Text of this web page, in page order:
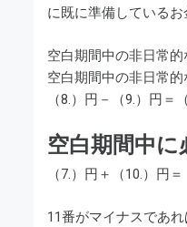
に既に準備している
空白期間中の非日常的
空白期間中の非日常的
（8.）円－（9.）円＝
空白期間中に
（7.）円＋（10.）円
11番がマイナスであ